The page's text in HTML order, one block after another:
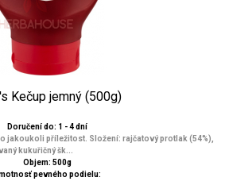
Kečup jemný (500g)
Doručení do: 1 - 4 dní
jakoukoli příležitost. Složení: rajčatový protlak (54%),
kukuřičný šk...
Objem: 500g
pevného podielu: